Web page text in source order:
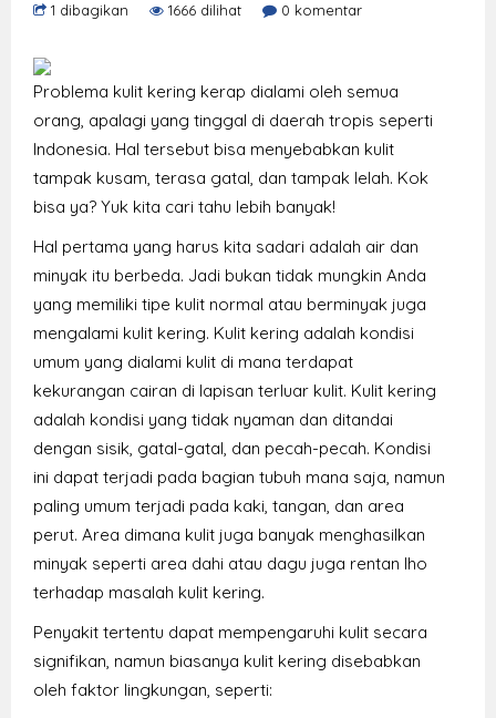
1 dibagikan 1666 dilihat 0 komentar
Problema kulit kering kerap dialami oleh semua
orang, apalagi yang tinggal di daerah tropis seperti
Indonesia. Hal tersebut bisa menyebabkan kulit
tampak kusam, terasa gatal, dan tampak lelah. Kok
bisa ya? Yuk kita cari tahu lebih banyak!
Hal pertama yang harus kita sadari adalah air dan
minyak itu berbeda. Jadi bukan tidak mungkin Anda
yang memiliki tipe kulit normal atau berminyak juga
mengalami kulit kering. Kulit kering adalah kondisi
umum yang dialami kulit di mana terdapat
kekurangan cairan di lapisan terluar kulit. Kulit kering
adalah kondisi yang tidak nyaman dan ditandai
dengan sisik, gatal-gatal, dan pecah-pecah. Kondisi
ini dapat terjadi pada bagian tubuh mana saja, namun
paling umum terjadi pada kaki, tangan, dan area
perut. Area dimana kulit juga banyak menghasilkan
minyak seperti area dahi atau dagu juga rentan lho
terhadap masalah kulit kering.
Penyakit tertentu dapat mempengaruhi kulit secara
signifikan, namun biasanya kulit kering disebabkan
oleh faktor lingkungan, seperti: